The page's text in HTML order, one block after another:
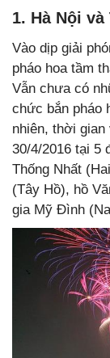
1. Hà Nội và
Vào dịp giải
pháo hoa tầm
Vẫn chưa có
chức bắn pháo
nhiên, thời
30/4/2016 tại 5
Thống Nhất
(Tây Hồ), hồ
gia Mỹ Đình